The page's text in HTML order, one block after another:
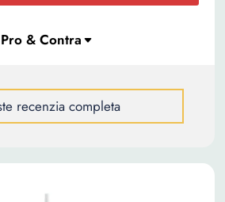
recenzia completa